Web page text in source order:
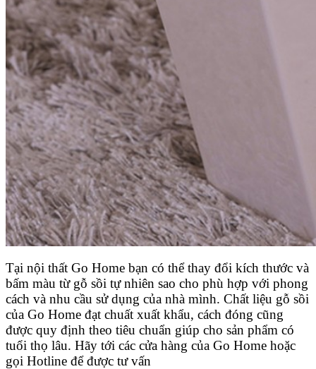
Tại nội thất Go Home bạn có thể thay đổi kích thước và
bấm màu từ gỗ sồi tự nhiên sao cho phù hợp với phong
cách và nhu cầu sử dụng của nhà mình. Chất liệu gỗ sồi
của Go Home đạt chuất xuất khẩu, cách đóng cũng
được quy định theo tiêu chuẩn giúp cho sản phẩm có
tuổi thọ lâu. Hãy tới các cửa hàng của Go Home hoặc
gọi Hotline để được tư vấn